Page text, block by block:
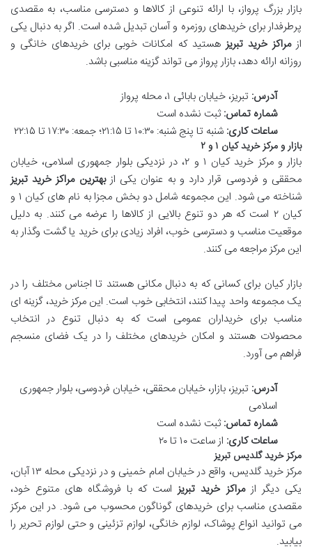
بازار بزرگ پرواز، با ارائه تنوعی از کالاها و دسترسی مناسب، به مقصدی
پرطرفدار برای خریدهای روزمره و آسان تبدیل شده است. اگر به دنبال یکی
ازمراکز خرید تبریزهستید که امکانات خوبی برای خریدهای خانگی و
روزانه ارائه دهد، بازار پرواز می تواند گزینه مناسبی باشد.
آدرس: تبریز، خیابان بابائی ۱، محله پرواز
شماره تماس:ثبت نشده است
ساعات کاری: شنبه تا پنج شنبه: ۱۰:۳۰ تا ۲۱:۱۵؛ جمعه: ۱۷:۳۰ تا ۲۲:۱۵
بازار و مرکز خرید کیان ۱ و ۲
بازار و مرکز خرید کیان ۱ و ۲، در نزدیکی بلوار جمهوری اسلامی، خیابان
محققی و فردوسی قرار دارد و به عنوان یکی ازبهترین مراکز خرید تبریز
شناخته می شود. این مجموعه شامل دو بخش مجزا به نام های کیان ۱ و
کیان ۲ است که هر دو تنوع بالایی از کالاها را عرضه می کنند. به دلیل
موقعیت مناسب و دسترسی خوب، افراد زیادی برای خرید یا گشت وگذار به
این مرکز مراجعه می کنند.
بازار کیان برای کسانی که به دنبال مکانی هستند تا اجناس مختلف را در
یک مجموعه واحد پیدا کنند، انتخابی خوب است. این مرکز خرید، گزینه ای
مناسب برای خریداران عمومی است که به دنبال تنوع در انتخاب
محصولات هستند و امکان خریدهای مختلف را در یک فضای منسجم
فراهم می آورد.
آدرس: تبریز، بازار، خیابان محققی، خیابان فردوسی، بلوار جمهوری
اسلامی
شماره تماس:ثبت نشده است
ساعات کاری: از ساعت ۱۰ تا ۲۰
مرکز خرید گلدیس تبریز
مرکز خرید گلدیس، واقع در خیابان امام خمینی و در نزدیکی محله ۱۳ آبان،
یکی دیگر ازمراکز خرید تبریزاست که با فروشگاه های متنوع خود،
مقصدی مناسب برای خریدهای گوناگون محسوب می شود. در این مرکز
می توانید انواع پوشاک، لوازم خانگی، لوازم تزئینی و حتی لوازم تحریر را
بیابید.